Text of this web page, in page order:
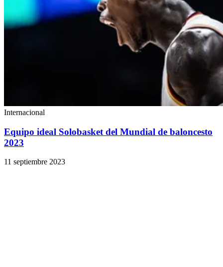
Internacional
Equipo ideal Solobasket del Mundial de baloncesto
2023
11 septiembre 2023